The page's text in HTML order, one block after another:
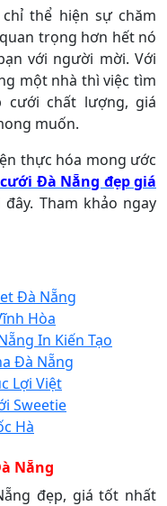
thể hiện sự chăm
trọng hơn hết nó
với người mời. Với
một nhà thì việc tìm
cưới chất lượng, giá
muốn.
thực hóa mong ước
Đà Nẵng đẹp giá
Tham khảo ngay
Đà Nẵng
Hòa
In Kiến Tạo
Đà Nẵng
Lợi Việt
Sweetie
Hà
Nẵng
đẹp, giá tốt nhất